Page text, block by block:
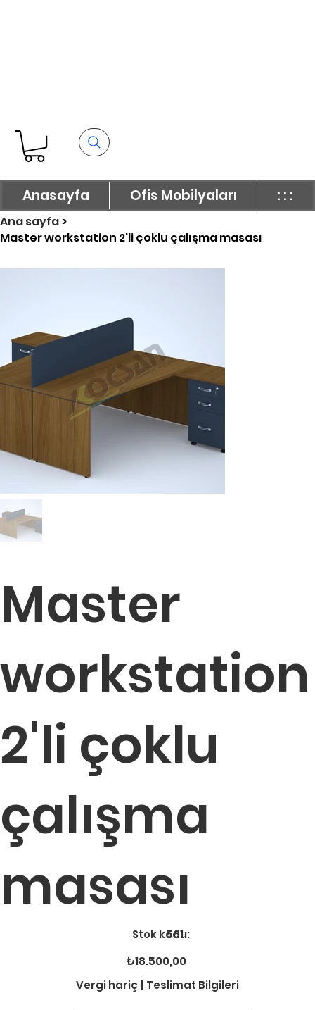
Anasayfa Ofis Mobilyaları : : :
Ana sayfa>
Master workstation 2'li çoklu çalışma masası
Master
workstation
2'li çoklu
çalışma
masası
Stok kodu:
Stok
kodu:
561
Fiyat
₺18.500,00
Vergi hariç
Teslimat Bilgileri